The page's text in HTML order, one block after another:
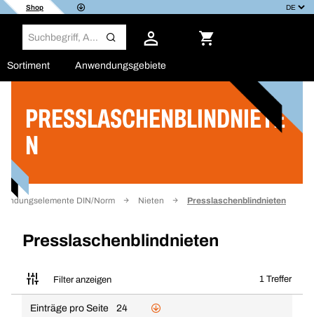
Shop
Sortiment Anwendungsgebiete
PRESSLASCHENBLINDNIETE
N
DIN/Norm Nieten Presslaschenblindnieten
Presslaschenblindnieten
Filter anzeigen 1 Treffer
Filter
Einträge pro Seite
24